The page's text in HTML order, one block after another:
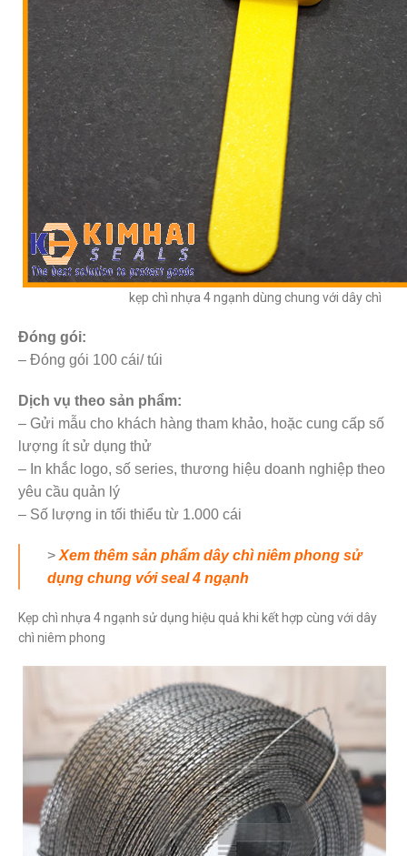
kẹp chì nhựa 4 ngạnh dùng chung với dây chì
Đóng gói:
– Đóng gói 100 cái/ túi
Dịch vụ theo sản phẩm:
– Gửi mẫu cho khách hàng tham khảo, hoặc cung cấp số
lượng ít sử dụng thử
– In khắc logo, số series, thương hiệu doanh nghiệp theo
yêu cầu quản lý
– Số lượng in tối thiểu từ 1.000 cái
> Xem thêm sản phẩm dây chì niêm phong sử
dụng chung với seal 4 ngạnh
Kẹp chì nhựa 4 ngạnh sử dụng hiệu quả khi kết hợp cùng với dây
chì niêm phong